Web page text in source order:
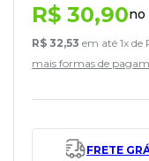
R$ 30,90no
R$ 32,53 em até1x de
mais formas de
FRETE